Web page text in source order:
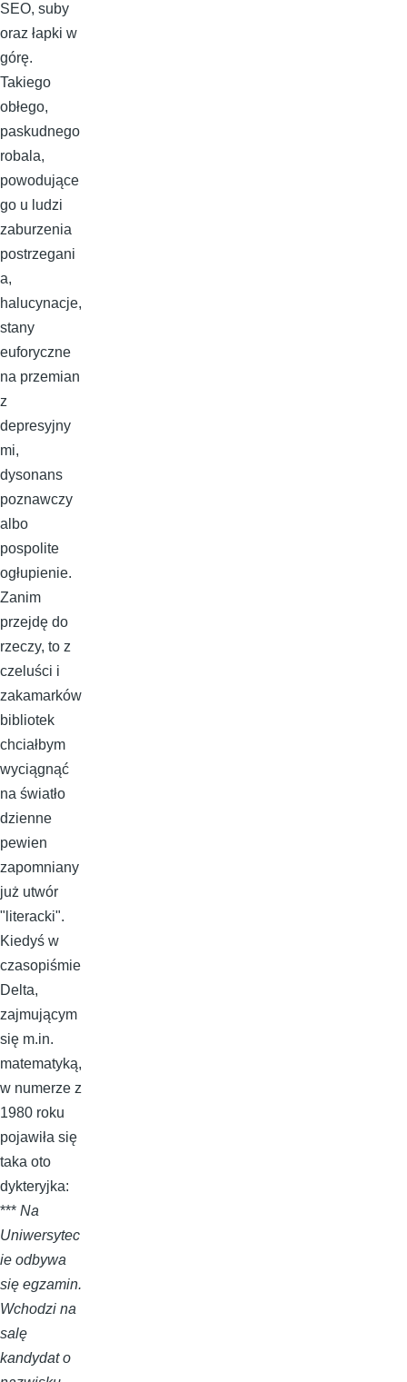
SEO, suby
oraz łapki w
górę.
Takiego
obłego,
paskudnego
robala,
powodujące
go u ludzi
zaburzenia
postrzegani
a,
halucynacje,
stany
euforyczne
na przemian
z
depresyjny
mi,
dysonans
poznawczy
albo
pospolite
ogłupienie.
Zanim
przejdę do
rzeczy, to z
czeluści i
zakamarków
bibliotek
chciałbym
wyciągnąć
na światło
dzienne
pewien
zapomniany
już utwór
"literacki".
Kiedyś w
czasopiśmie
Delta,
zajmującym
się m.in.
matematyką,
w numerze z
1980 roku
pojawiła się
taka oto
dykteryjka:
*** Na
Uniwersytec
ie odbywa
się egzamin.
Wchodzi na
salę
kandydat o